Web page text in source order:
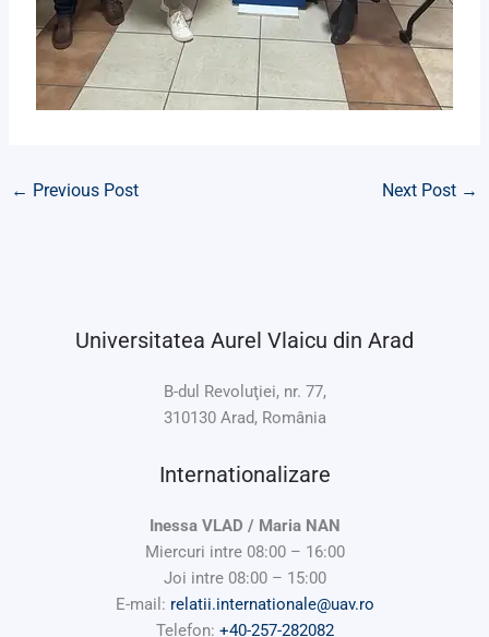
← Previous Post Next Post →
Universitatea Aurel Vlaicu din Arad
B-dul Revoluţiei, nr. 77,
310130 Arad, România
Internationalizare
Inessa VLAD / Maria NAN
Miercuri intre 08:00 – 16:00
Joi intre 08:00 – 15:00
E-mail: relatii.internationale@uav.ro
Telefon: +40-257-282082